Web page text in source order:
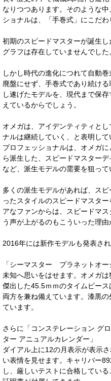
なりつつあります。そのような
ショナルは、「手巻式」にこだ
初期のスピードマスターが誕生
グラフは存在していませんでした
しかし時代の進化につれて自動
廃盤にせず、手巻式であり続け
し遂げたモデルを、現代まで保
えているからでしょう。
オメガは、アイデンティティと
ナルは継続していく、と表明し
プロフェッショナルは、オメガ
ら派生した、スピードマスター
など、派生モデルの需要を狙って
多くの派生モデルがあれば、ス
ったスタイルのスピードマスタ
アなファンからは、スピードマ
う声が上がるのもこういった理由
2016年には新作モデルも発表され
「シーマスター プラネットオ
未知へ思いをはせます。オメガは
傑出した45.5ｍｍのタイムピー
両方を兼ね備えています。漆黒
ています。
さらに「コンステレーション グ
ター アニュアルカレンダー」
ダイアル上に12の月表示が表示
い表情を見せます。キャリバー
し、厳しいテストに合格してい